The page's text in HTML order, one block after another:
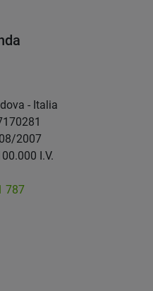
- Italia
2007
I.V.
787